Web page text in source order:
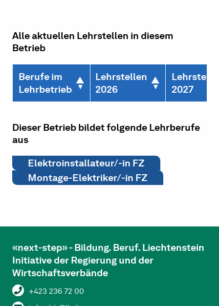
Alle aktuellen Lehrstellen in diesem
Betrieb
Berufe im
Lehrbetrieb
Lehrstellen
2026
2027
Dieser Betrieb bildet folgende Lehrberufe
aus
Elektroinstallateur/-in FZ
Montage-Elektriker/-in FZ
«next-step» - Bildung. Beruf. Liechtenstein
Initiative der Regierung und der
Wirtschaftsverbände
+423 236 72 00